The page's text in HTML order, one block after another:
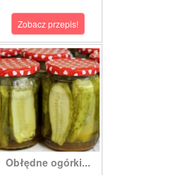
Zobacz przepis!
Obłędne ogórki...